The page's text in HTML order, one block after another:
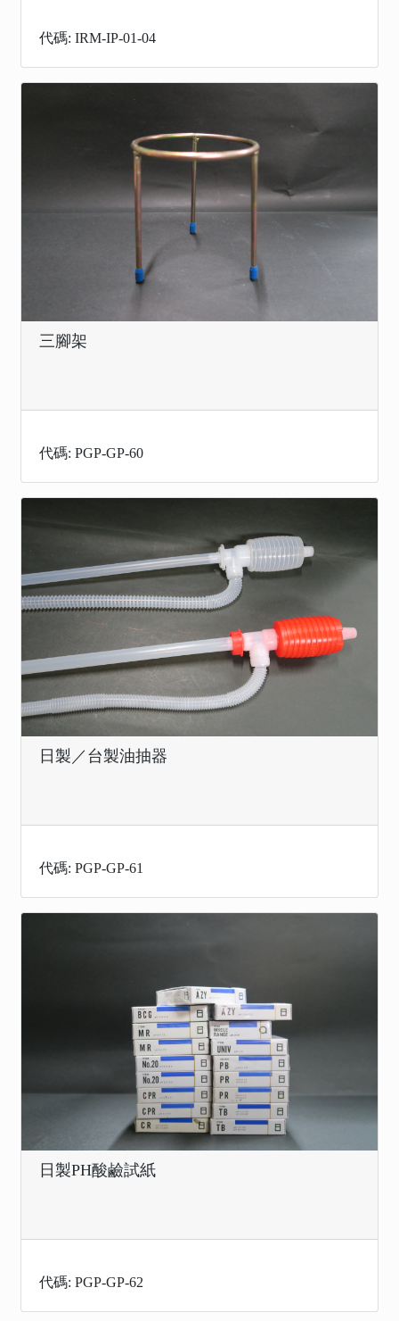
代碼: IRM-IP-01-04
三腳架
代碼: PGP-GP-60
日製／台製油抽器
代碼: PGP-GP-61
日製PH酸鹼試紙
代碼: PGP-GP-62